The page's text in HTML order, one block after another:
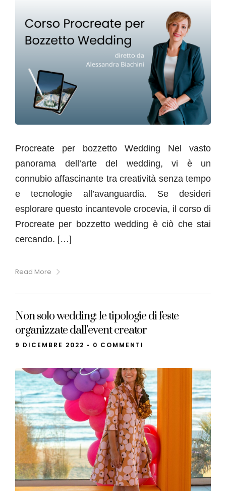
Procreate per bozzetto Wedding Nel vasto
panorama dell’arte del wedding, vi è un
connubio affascinante tra creatività senza tempo
e tecnologie all’avanguardia. Se desideri
esplorare questo incantevole crocevia, il corso di
Procreate per bozzetto wedding è ciò che stai
cercando. […]
Read More
Non solo wedding: le tipologie di feste
organizzate dall’event creator
9 DICEMBRE 2022 • 0 COMMENTI